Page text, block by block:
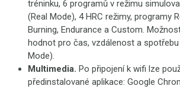
tréninku, 6 programů v režimu
(Real Mode), 4 HRC režimy, programy
Burning, Endurance a Custom.
hodnot pro čas, vzdálenost a
Mode).
Multimedia. Po připojení k wifi lze
předinstalované aplikace: Google